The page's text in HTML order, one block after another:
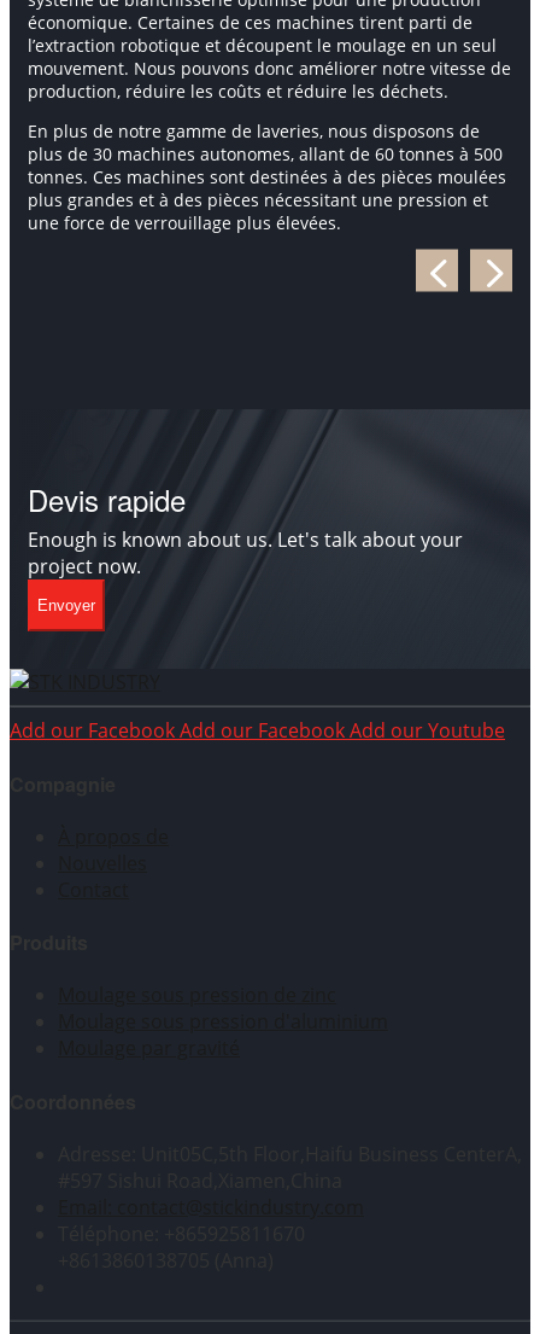
économique. Certaines de ces machines tirent parti de
l’extraction robotique et découpent le moulage en un seul
mouvement. Nous pouvons donc améliorer notre vitesse de
production, réduire les coûts et réduire les déchets.
En plus de notre gamme de laveries, nous disposons de
plus de 30 machines autonomes, allant de 60 tonnes à 500
tonnes. Ces machines sont destinées à des pièces moulées
plus grandes et à des pièces nécessitant une pression et
une force de verrouillage plus élevées.
Devis rapide
Enough is known about us. Let's talk about your
project now.
Envoyer
Add our FacebookAdd our FacebookAdd our Youtube